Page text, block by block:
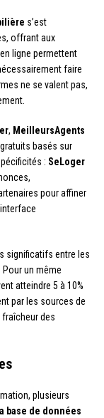
s’est
offrant aux
ligne permettent
faire
ne se valent pas,
, MeilleursAgents
basés sur
: SeLoger
pour affiner
significatifs entre les
un même
atteindre 5 à 10%
par les sources de
des
plusieurs
base de données